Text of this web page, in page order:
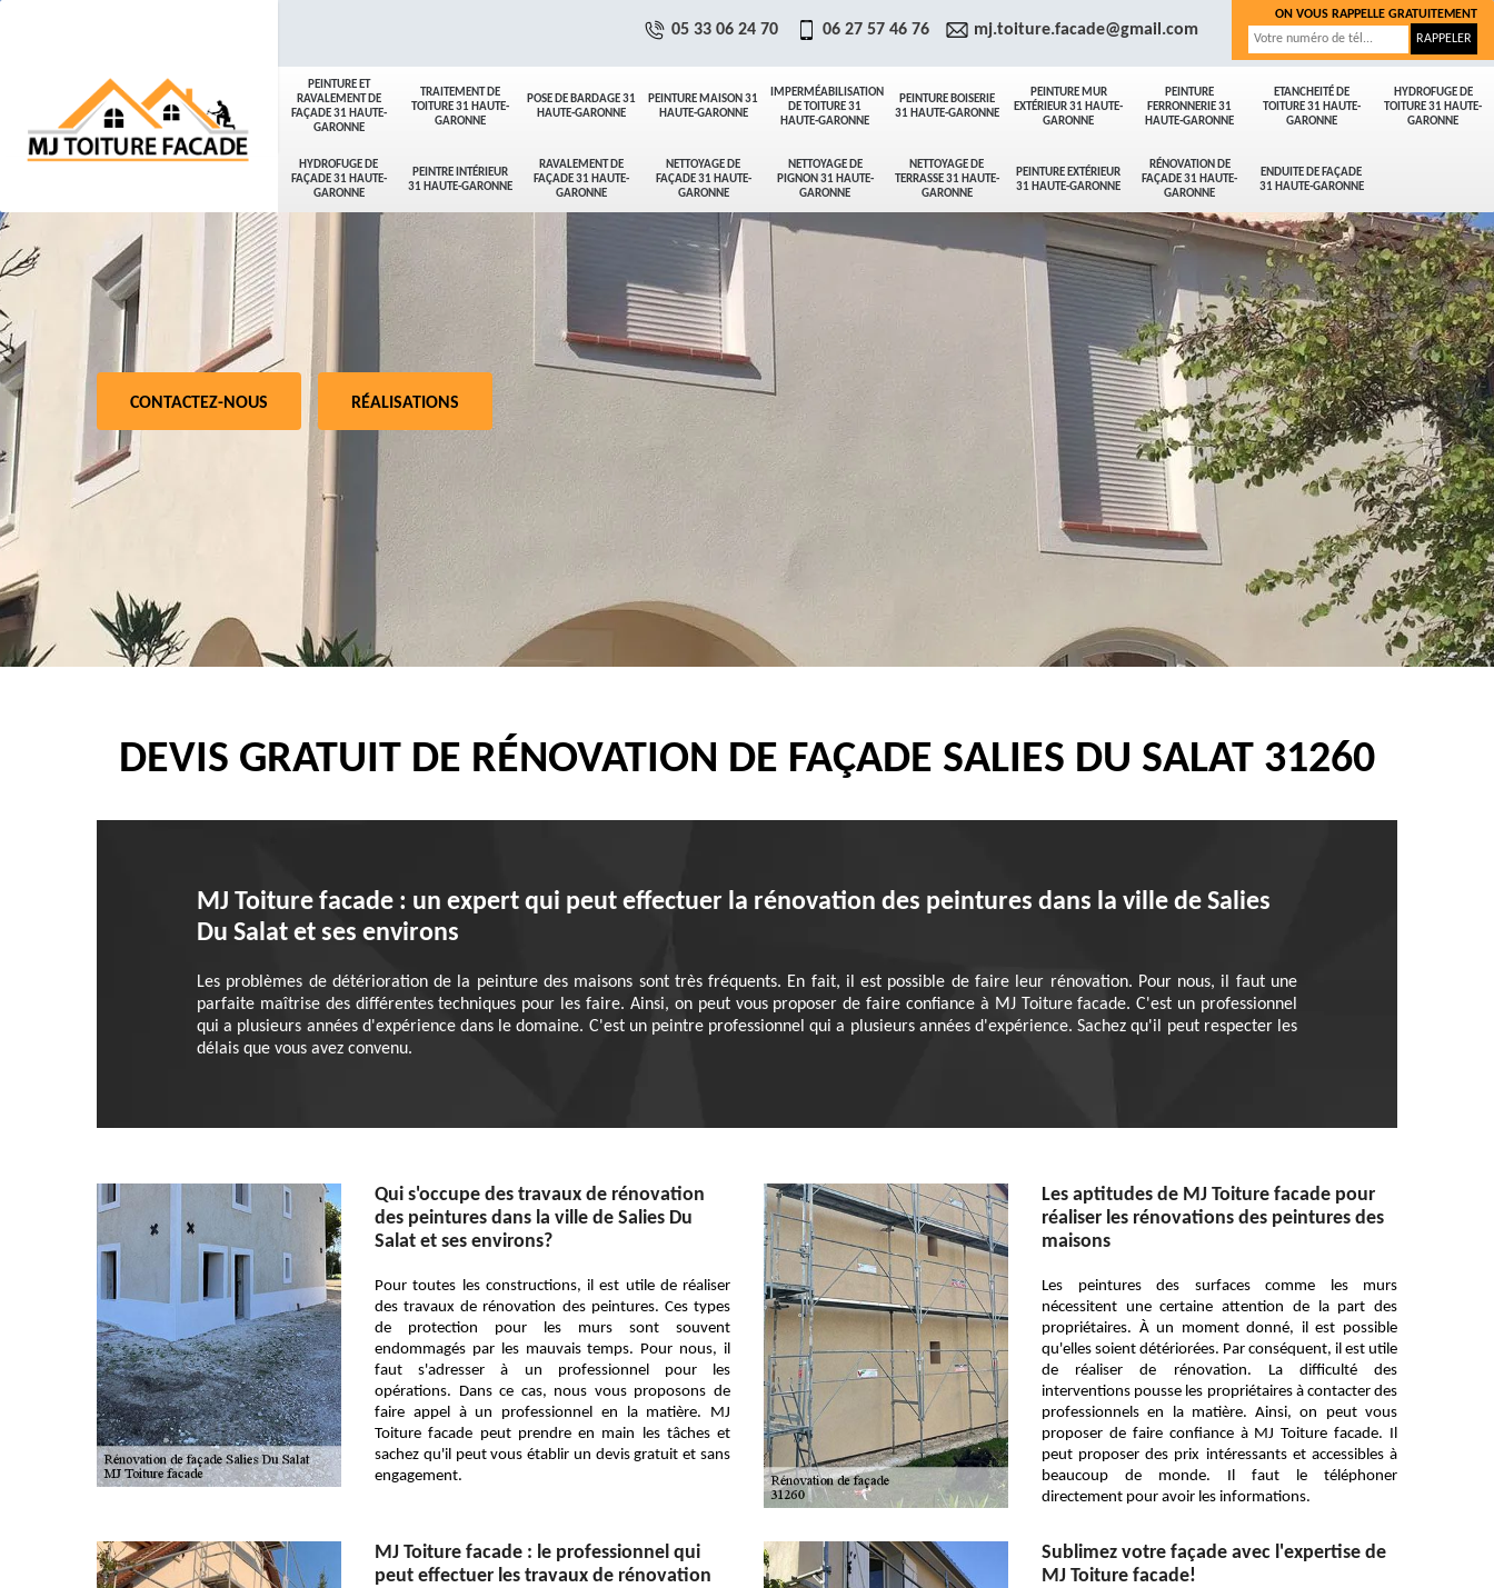
PEINTURE ET
RAVALEMENT DE
FAÇADE 31 HAUTE-
GARONNE
TRAITEMENT DE
TOITURE 31 HAUTE-
GARONNE
POSE DE BARDAGE 31
HAUTE-GARONNE
PEINTURE MAISON 31
HAUTE-GARONNE
IMPERMÉABILISATION
DE TOITURE 31
HAUTE-GARONNE
PEINTURE BOISERIE
31 HAUTE-GARONNE
PEINTURE MUR
EXTÉRIEUR 31 HAUTE-
GARONNE
PEINTURE
FERRONNERIE 31
HAUTE-GARONNE
ETANCHEITÉ DE
TOITURE 31 HAUTE-
GARONNE
HYDROFUGE DE
TOITURE 31 HAUTE-
GARONNE
HYDROFUGE DE
FAÇADE 31 HAUTE-
GARONNE
PEINTRE INTÉRIEUR
31 HAUTE-GARONNE
RAVALEMENT DE
FAÇADE 31 HAUTE-
GARONNE
NETTOYAGE DE
FAÇADE 31 HAUTE-
GARONNE
NETTOYAGE DE
PIGNON 31 HAUTE-
GARONNE
NETTOYAGE DE
TERRASSE 31 HAUTE-
GARONNE
PEINTURE EXTÉRIEUR
31 HAUTE-GARONNE
RÉNOVATION DE
FAÇADE 31 HAUTE-
GARONNE
ENDUITE DE FAÇADE
31 HAUTE-GARONNE
05 33 06 24 70 06 27 57 46 76 mj.toiture.facade@gmail.com
ON VOUS RAPPELLE GRATUITEMENT
CONTACTEZ-NOUS RÉALISATIONS
DEVIS GRATUIT DE RÉNOVATION DE FAÇADE SALIES DU SALAT 31260
MJ Toiture facade : un expert qui peut effectuer la rénovation des peintures dans la ville de Salies
Du Salat et ses environs
Les problèmes de détérioration de la peinture des maisons sont très fréquents. En fait, il est possible de faire leur rénovation. Pour nous, il faut une
parfaite maîtrise des différentes techniques pour les faire. Ainsi, on peut vous proposer de faire confiance à MJ Toiture facade. C'est un professionnel
qui a plusieurs années d'expérience dans le domaine. C'est un peintre professionnel qui a plusieurs années d'expérience. Sachez qu'il peut respecter les
délais que vous avez convenu.
Qui s'occupe des travaux de rénovation
des peintures dans la ville de Salies Du
Salat et ses environs?
Pour toutes les constructions, il est utile de réaliser
des travaux de rénovation des peintures. Ces types
de protection pour les murs sont souvent
endommagés par les mauvais temps. Pour nous, il
faut s'adresser à un professionnel pour les
opérations. Dans ce cas, nous vous proposons de
faire appel à un professionnel en la matière. MJ
Toiture facade peut prendre en main les tâches et
sachez qu'il peut vous établir un devis gratuit et sans
engagement.
Les aptitudes de MJ Toiture facade pour
réaliser les rénovations des peintures des
maisons
Les peintures des surfaces comme les murs
nécessitent une certaine attention de la part des
propriétaires. À un moment donné, il est possible
qu'elles soient détériorées. Par conséquent, il est utile
de réaliser de rénovation. La difficulté des
interventions pousse les propriétaires à contacter des
professionnels en la matière. Ainsi, on peut vous
proposer de faire confiance à MJ Toiture facade. Il
peut proposer des prix intéressants et accessibles à
beaucoup de monde. Il faut le téléphoner
directement pour avoir les informations.
MJ Toiture facade : le professionnel qui
peut effectuer les travaux de rénovation
Sublimez votre façade avec l'expertise de
MJ Toiture facade!